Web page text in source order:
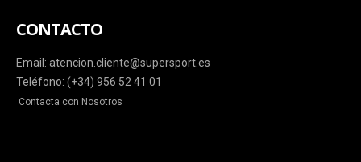
CONTACTO
Email: atencion.cliente@supersport.es
Teléfono: (+34) 956 52 41 01
Contacta con Nosotros